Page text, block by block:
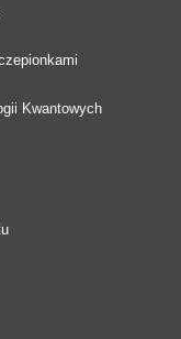
Kwantowych